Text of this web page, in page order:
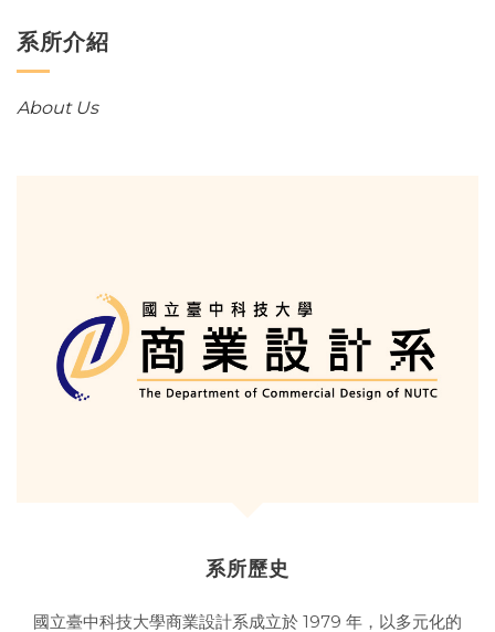
系所介紹
About Us
系所歷史
國立臺中科技大學商業設計系成立於 1979 年，以多元化的